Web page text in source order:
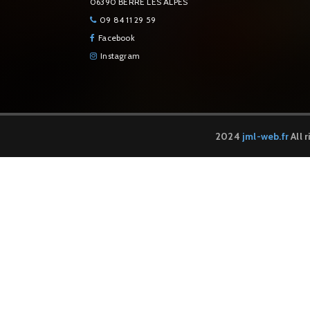
09 84 11 29 59
Facebook
Instagram
2024 jml-web.frAll